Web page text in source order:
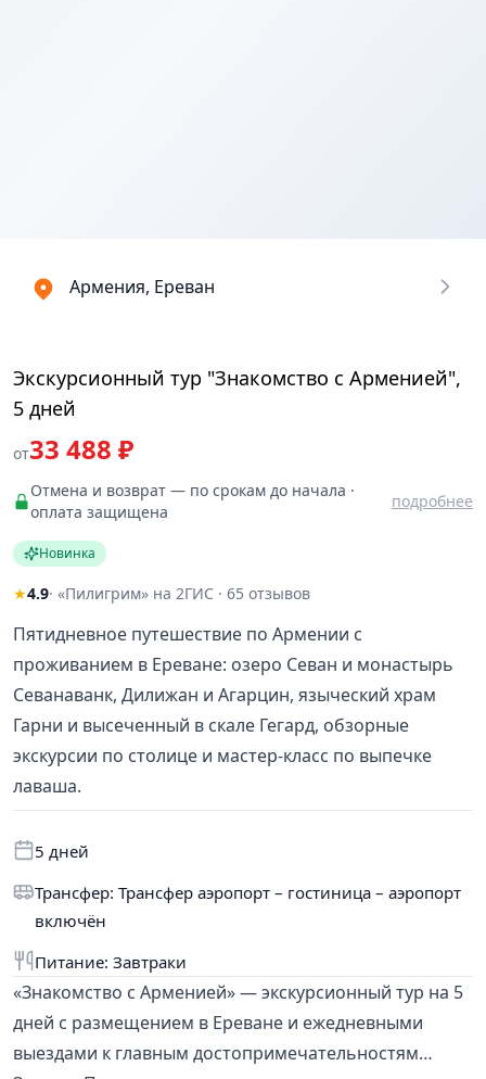
Армения, Ереван
Экскурсионный тур "Знакомство с Арменией",
5 дней
от33 488 ₽
Отмена и возврат — по срокам до начала ·
оплата защищена
подробнее
Новинка
★4.9· «Пилигрим» на 2ГИС · 65 отзывов
Пятидневное путешествие по Армении с
проживанием в Ереване: озеро Севан и монастырь
Севанаванк, Дилижан и Агарцин, языческий храм
Гарни и высеченный в скале Гегард, обзорные
экскурсии по столице и мастер-класс по выпечке
лаваша.
5 дней
Трансфер: Трансфер аэропорт – гостиница – аэропорт
включён
Питание: Завтраки
«Знакомство с Арменией» — экскурсионный тур на 5
дней с размещением в Ереване и ежедневными
выездами к главным достопримечательностям